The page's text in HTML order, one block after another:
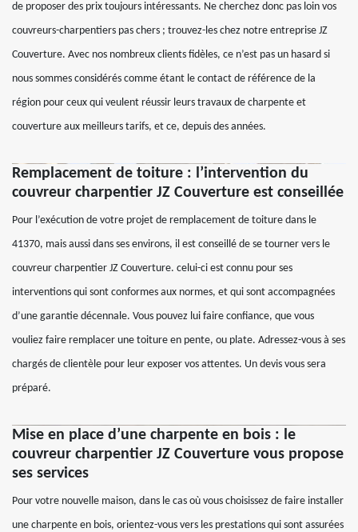
de proposer des prix toujours intéressants. Ne cherchez donc pas loin vos
couvreurs-charpentiers pas chers ; trouvez-les chez notre entreprise JZ
Couverture. Avec nos nombreux clients fidèles, ce n’est pas un hasard si
nous sommes considérés comme étant le contact de référence de la
région pour ceux qui veulent réussir leurs travaux de charpente et
couverture aux meilleurs tarifs, et ce, depuis des années.
Remplacement de toiture : l’intervention du
couvreur charpentier JZ Couverture est conseillée
Pour l’exécution de votre projet de remplacement de toiture dans le
41370, mais aussi dans ses environs, il est conseillé de se tourner vers le
couvreur charpentier JZ Couverture. celui-ci est connu pour ses
interventions qui sont conformes aux normes, et qui sont accompagnées
d’une garantie décennale. Vous pouvez lui faire confiance, que vous
vouliez faire remplacer une toiture en pente, ou plate. Adressez-vous à ses
chargés de clientèle pour leur exposer vos attentes. Un devis vous sera
préparé.
Mise en place d’une charpente en bois : le
couvreur charpentier JZ Couverture vous propose
ses services
Pour votre nouvelle maison, dans le cas où vous choisissez de faire installer
une charpente en bois, orientez-vous vers les prestations qui sont assurées